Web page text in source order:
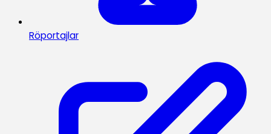
Röportajlar